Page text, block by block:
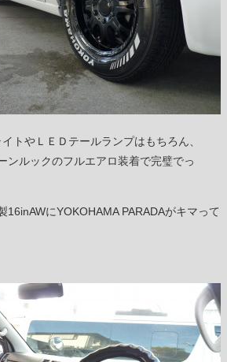
トやＬＥＤテールランプはもちろん、
ンルックのフルエアロ装着で完璧でっ
16inAWにYOKOHAMA PARADAがキマって